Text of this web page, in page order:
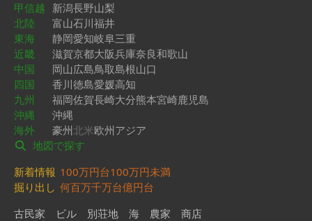
甲信越 新潟長野山梨
北陸
富山石川福井
東海
静岡愛知岐阜三重
近畿
滋賀京都大阪兵庫奈良和歌山
中国
岡山広島鳥取島根山口
四国
香川徳島愛媛高知
九州
福岡佐賀長崎大分熊本宮崎鹿児島
沖縄
沖縄
海外
豪州北米欧州アジア
地図で探す
新着情報 100万円台100万円未満
掘り出し 何百万千万台億円台
古民家
ビル 別荘地 海 農家
商店